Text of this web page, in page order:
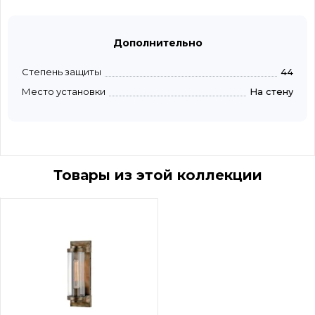
Дополнительно
Степень защиты
44
Место установки
На стену
Товары из этой коллекции